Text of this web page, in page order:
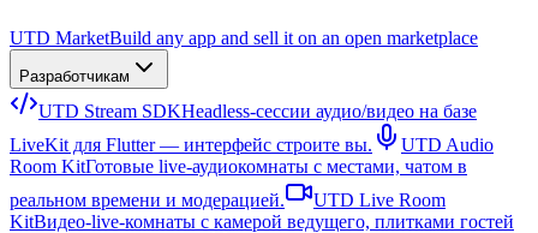
UTD MarketBuild any app and sell it on an open marketplace
Разработчикам
UTD Stream SDKHeadless-сессии аудио/видео на базе
LiveKit для Flutter — интерфейс строите вы.
UTD Audio
Room KitГотовые live-аудиокомнаты с местами, чатом в
реальном времени и модерацией.
UTD Live Room
KitВидео-live-комнаты с камерой ведущего, плитками гостей